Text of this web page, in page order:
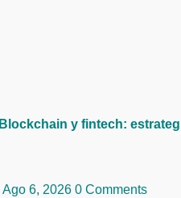
y fintech:
Ago 6, 2026 0 Comments